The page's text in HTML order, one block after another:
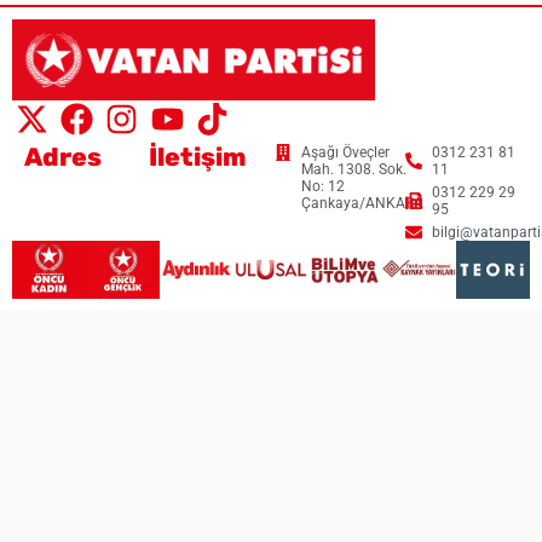
Adres
Aşağı Öveçler
Mah. 1308. Sok.
No: 12
Çankaya/ANKARA
İletişim
0312 231 81
11
0312 229 29
95